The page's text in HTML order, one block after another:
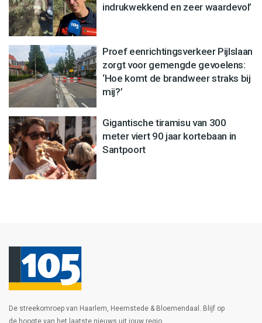
indrukwekkend en zeer waardevol’
Proef eenrichtingsverkeer Pijlslaan
zorgt voor gemengde gevoelens:
‘Hoe komt de brandweer straks bij
mij?’
Gigantische tiramisu van 300
meter viert 90 jaar kortebaan in
Santpoort
De streekomroep van Haarlem, Heemstede & Bloemendaal. Blijf op
de hoogte van het laatste nieuws uit jouw regio.